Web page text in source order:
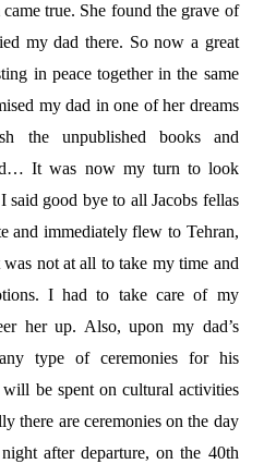
true. She found the grave of
my dad there. So now a great
in peace together in the same
my dad in one of her dreams
the unpublished books and
It was now my turn to look
said good bye to all Jacobs fellas
and immediately flew to Tehran,
not at all to take my time and
I had to take care of my
her up. Also, upon my dad’s
type of ceremonies for his
will be spent on cultural activities
there are ceremonies on the day
after departure, on the 40th